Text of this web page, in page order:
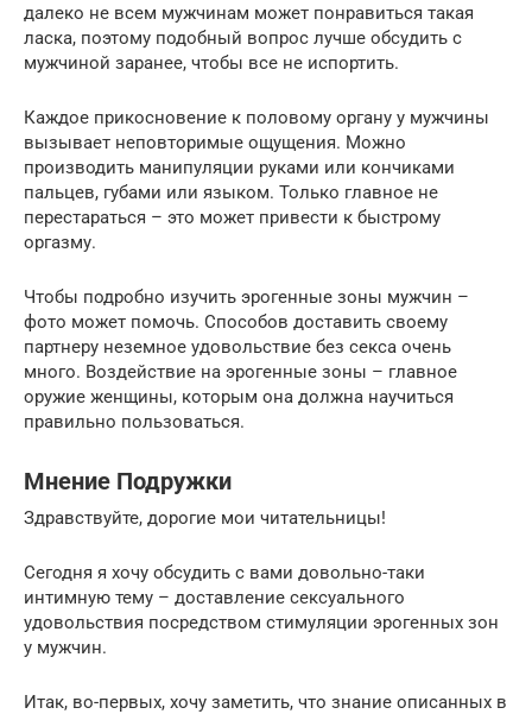
далеко не всем мужчинам может понравиться такая
ласка, поэтому подобный вопрос лучше обсудить с
мужчиной заранее, чтобы все не испортить.
Каждое прикосновение к половому органу у мужчины
вызывает неповторимые ощущения. Можно
производить манипуляции руками или кончиками
пальцев, губами или языком. Только главное не
перестараться – это может привести к быстрому
оргазму.
Чтобы подробно изучить эрогенные зоны мужчин –
фото может помочь. Способов доставить своему
партнеру неземное удовольствие без секса очень
много. Воздействие на эрогенные зоны – главное
оружие женщины, которым она должна научиться
правильно пользоваться.
Мнение Подружки
Здравствуйте, дорогие мои читательницы!
Сегодня я хочу обсудить с вами довольно-таки
интимную тему – доставление сексуального
удовольствия посредством стимуляции эрогенных зон
у мужчин.
Итак, во-первых, хочу заметить, что знание описанных в